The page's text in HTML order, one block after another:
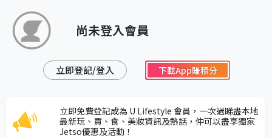
尚未登入會員
立即登記/登入 下載App賺積分
立即免費登記成為 U Lifestyle 會員，一次過睇盡本地
最新玩、買、食、美妝資訊及熱話，仲可以盡享獨家
Jetso優惠及活動！